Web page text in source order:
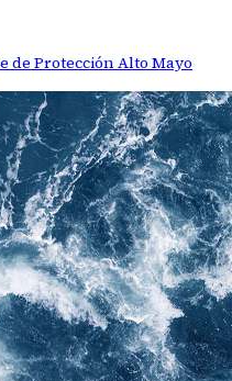
de Protección Alto Mayo